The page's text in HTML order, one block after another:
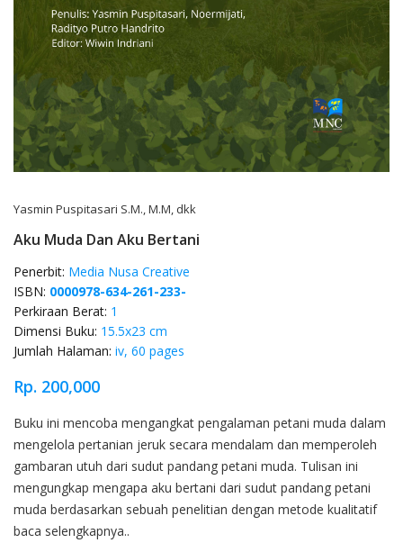
Yasmin Puspitasari S.M., M.M, dkk
Aku Muda Dan Aku Bertani
Penerbit: Media Nusa Creative
ISBN: 0000978-634-261-233-
Perkiraan Berat: 1
Dimensi Buku: 15.5x23 cm
Jumlah Halaman: iv, 60 pages
Rp. 200,000
Product Overview
Buku ini mencoba mengangkat pengalaman petani muda dalam
mengelola pertanian jeruk secara mendalam dan memperoleh
gambaran utuh dari sudut pandang petani muda. Tulisan ini
mengungkap mengapa aku bertani dari sudut pandang petani
muda berdasarkan sebuah penelitian dengan metode kualitatif
baca selengkapnya..